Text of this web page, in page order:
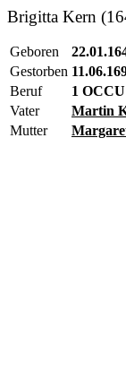
Brigitta Kern
Geboren
Gestorben
Beruf
1 OCCU
Vater
Martin
Mutter